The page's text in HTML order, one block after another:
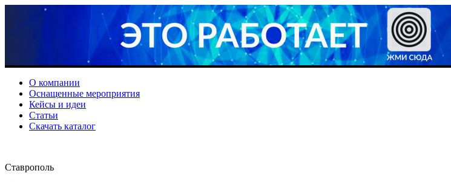
О компании
Оснащенные мероприятия
Кейсы и идеи
Статьи
Скачать каталог
Ставрополь